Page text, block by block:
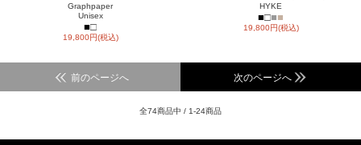
Graphpaper
Unisex
■□
19,800円(税込)
HYKE
■□■■
19,800円(税込)
前のページへ 次のページへ
全74商品中 / 1-24商品